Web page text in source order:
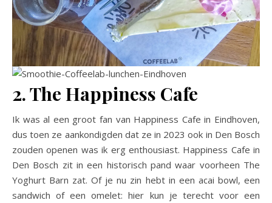
2. The Happiness Cafe
Ik was al een groot fan van Happiness Cafe in Eindhoven,
dus toen ze aankondigden dat ze in 2023 ook in Den Bosch
zouden openen was ik erg enthousiast. Happiness Cafe in
Den Bosch zit in een historisch pand waar voorheen The
Yoghurt Barn zat. Of je nu zin hebt in een acai bowl, een
sandwich of een omelet: hier kun je terecht voor een